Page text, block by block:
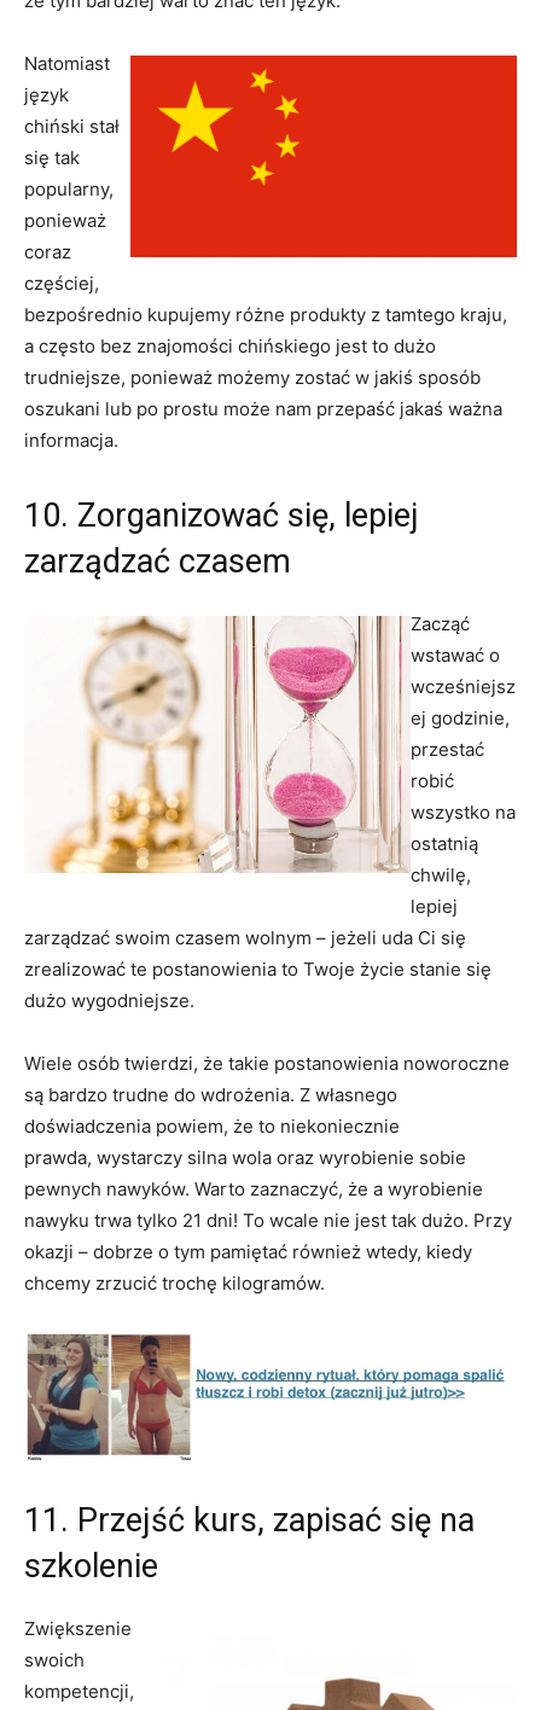
Natomiast
język
chiński stał
się tak
popularny,
ponieważ
coraz
częściej,
bezpośrednio kupujemy różne produkty z tamtego kraju,
a często bez znajomości chińskiego jest to dużo
trudniejsze, ponieważ możemy zostać w jakiś sposób
oszukani lub po prostu może nam przepaść jakaś ważna
informacja.
10. Zorganizować się, lepiej
zarządzać czasem
Zacząć
wstawać o
wcześniejsz
ej godzinie,
przestać
robić
wszystko na
ostatnią
chwilę,
lepiej
zarządzać swoim czasem wolnym – jeżeli uda Ci się
zrealizować te postanowienia to Twoje życie stanie się
dużo wygodniejsze.
Wiele osób twierdzi, że takie postanowienia noworoczne
są bardzo trudne do wdrożenia. Z własnego
doświadczenia powiem, że to niekoniecznie
prawda, wystarczy silna wola oraz wyrobienie sobie
pewnych nawyków. Warto zaznaczyć, że a wyrobienie
nawyku trwa tylko 21 dni! To wcale nie jest tak dużo. Przy
okazji – dobrze o tym pamiętać również wtedy, kiedy
chcemy zrzucić trochę kilogramów.
11. Przejść kurs, zapisać się na
szkolenie
Zwiększenie
swoich
kompetencji,